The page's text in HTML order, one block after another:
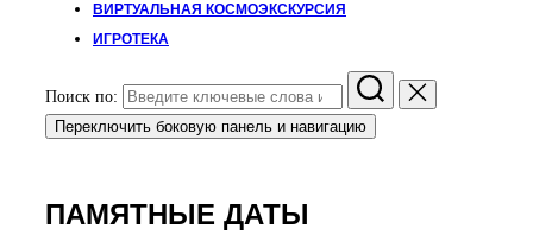
ВИРТУАЛЬНАЯ КОСМОЭКСКУРСИЯ
ИГРОТЕКА
Поиск по:
Переключить боковую панель и навигацию
ПАМЯТНЫЕ ДАТЫ